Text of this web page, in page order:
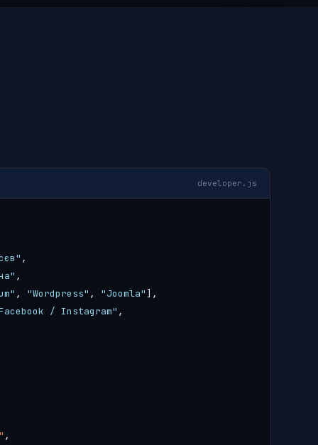
developer.js
,
,
, "Wordpress" , "Joomla"],
/ Instagram" ,
,